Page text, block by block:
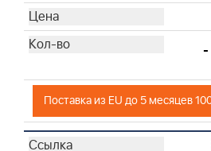
-
Поставка из EU до 5 месяцев